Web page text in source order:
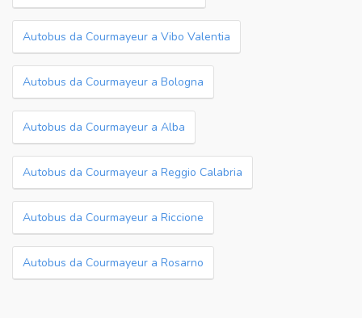
Autobus da Courmayeur a Vibo Valentia
Autobus da Courmayeur a Bologna
Autobus da Courmayeur a Alba
Autobus da Courmayeur a Reggio Calabria
Autobus da Courmayeur a Riccione
Autobus da Courmayeur a Rosarno